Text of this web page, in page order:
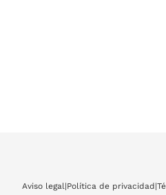
Aviso legal|Política de privacidad |